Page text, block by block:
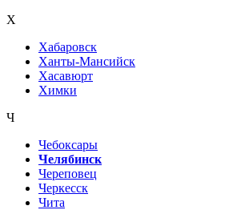
Х
Хабаровск
Ханты-Мансийск
Хасавюрт
Химки
Ч
Чебоксары
Челябинск
Череповец
Черкесск
Чита